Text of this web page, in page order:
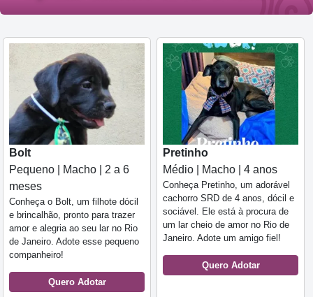
Bolt
Pequeno | Macho | 2 a 6
meses
Conheça o Bolt, um filhote dócil
e brincalhão, pronto para trazer
amor e alegria ao seu lar no Rio
de Janeiro. Adote esse pequeno
companheiro!
Quero Adotar
Pretinho
Médio | Macho | 4 anos
Conheça Pretinho, um adorável
cachorro SRD de 4 anos, dócil e
sociável. Ele está à procura de
um lar cheio de amor no Rio de
Janeiro. Adote um amigo fiel!
Quero Adotar